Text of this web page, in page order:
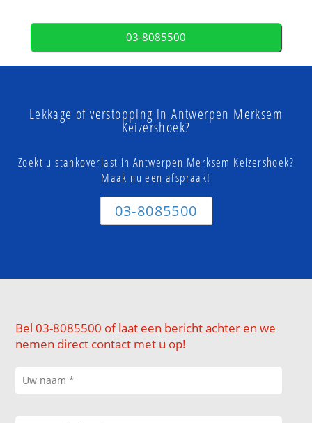
03-8085500
Lekkage of verstopping in Antwerpen Merksem
Keizershoek?
Zoekt u stankoverlast in Antwerpen Merksem Keizershoek?
Maak nu een afspraak!
03-8085500
Bel 03-8085500 of laat een bericht achter en we
nemen direct contact met u op!